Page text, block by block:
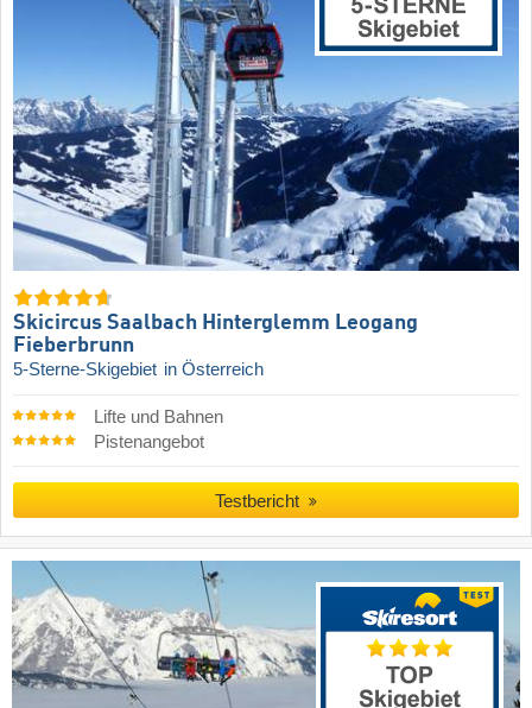
Skicircus Saalbach Hinterglemm Leogang
Fieberbrunn
5-Sterne-Skigebiet in Österreich
Lifte und Bahnen
Pistenangebot
Testbericht